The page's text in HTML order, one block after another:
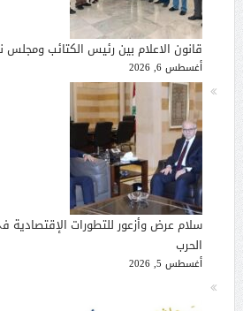
قانون الاعلام بين رئيس الكتائب ومجلس
أغسطس 6, 2026
سلام عرض وأزعور للتطورات الإقتصادية
الحرب
أغسطس 5, 2026